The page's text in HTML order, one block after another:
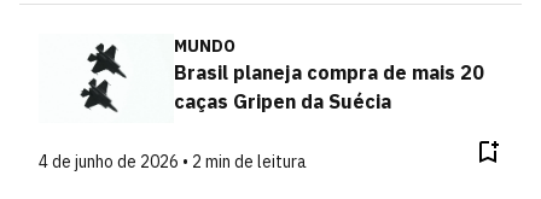
MUNDO
Brasil planeja compra de mais 20
caças Gripen da Suécia
4 de junho de 2026 • 2 min de leitura